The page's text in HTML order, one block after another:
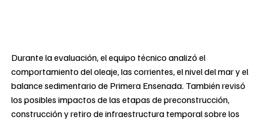
Durante la evaluación, el equipo técnico analizó el
comportamiento del oleaje, las corrientes, el nivel del mar y el
balance sedimentario de Primera Ensenada. También revisó
los posibles impactos de las etapas de preconstrucción,
construcción y retiro de infraestructura temporal sobre los